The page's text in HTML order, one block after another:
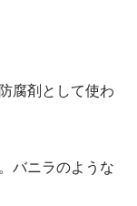
腐剤として使わ
バニラのような